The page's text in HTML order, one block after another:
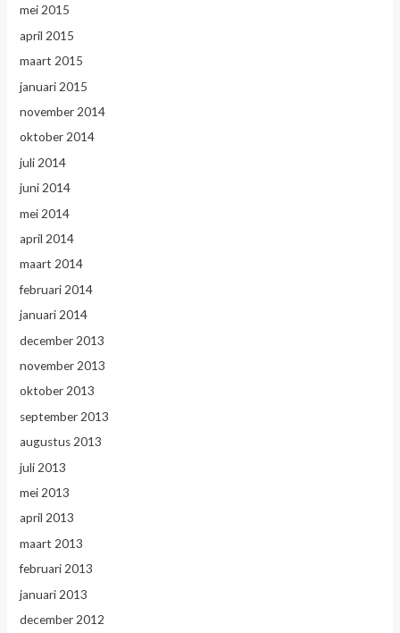
mei 2015
april 2015
maart 2015
januari 2015
november 2014
oktober 2014
juli 2014
juni 2014
mei 2014
april 2014
maart 2014
februari 2014
januari 2014
december 2013
november 2013
oktober 2013
september 2013
augustus 2013
juli 2013
mei 2013
april 2013
maart 2013
februari 2013
januari 2013
december 2012